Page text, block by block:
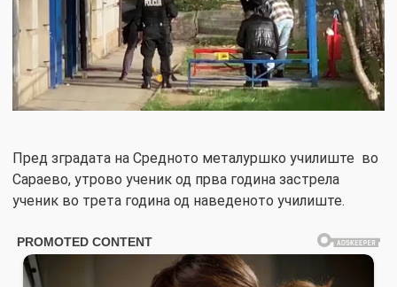
Пред зградата на Средното металуршко училиште во
Сараево, утрово ученик од прва година застрела
ученик во трета година од наведеното училиште.